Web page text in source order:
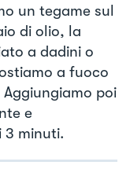
un tegame sul
di olio, la
a dadini o
a fuoco
poi
e
3 minuti.